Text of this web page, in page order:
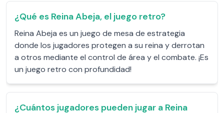
¿Qué es Reina Abeja, el juego retro?
Reina Abeja es un juego de mesa de estrategia
donde los jugadores protegen a su reina y derrotan
a otros mediante el control de área y el combate. ¡Es
un juego retro con profundidad!
¿Cuántos jugadores pueden jugar a Reina